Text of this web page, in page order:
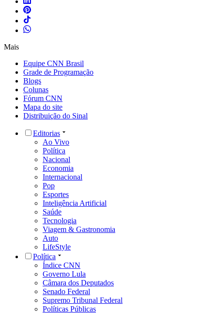
Mais
Equipe CNN Brasil
Grade de Programação
Blogs
Colunas
Fórum CNN
Mapa do site
Distribuição do Sinal
Editorias
Ao Vivo
Política
Nacional
Economia
Internacional
Pop
Esportes
Inteligência Artificial
Saúde
Tecnologia
Viagem & Gastronomia
Auto
LifeStyle
Política
Índice CNN
Governo Lula
Câmara dos Deputados
Senado Federal
Supremo Tribunal Federal
Políticas Públicas